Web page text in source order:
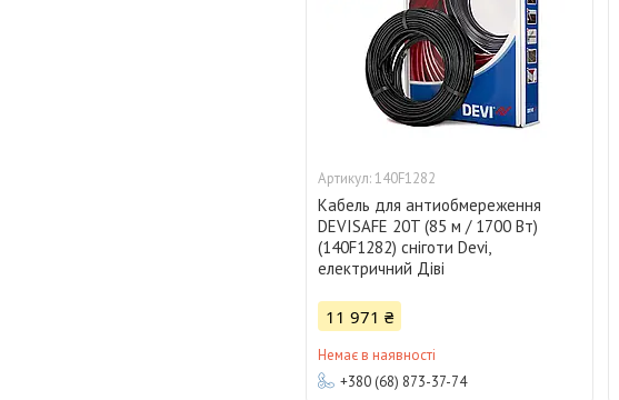
140F1282
Кабель для антиобмереження
DEVISAFE 20T (85 м / 1700 Вт)
(140F1282) сніготи Devi,
електричний Діві
11 971 ₴
Немає в наявності
+380 (68) 873-37-74